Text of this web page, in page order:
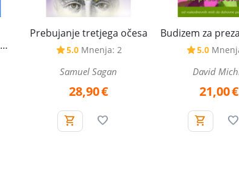
Prebujanje tretjega očesa
5.0 Mnenja: 2
Samuel Sagan
28,90€
Budizem za
5.0
David
21,00€